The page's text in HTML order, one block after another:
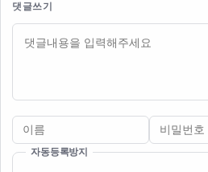
댓글쓰기
자동등록방지